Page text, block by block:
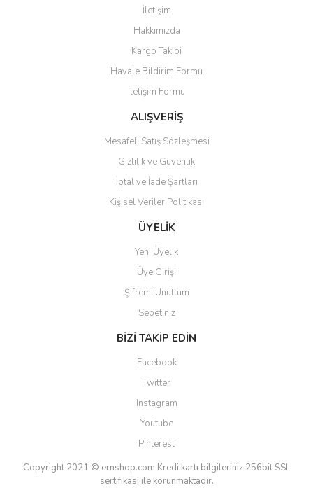
Ürün resmi kalitesiz, bozuk veya görüntülenemiyor.
Ürün açıklamasında eksik bilgiler bulunuyor.
Ürün bilgilerinde hatalar bulunuyor.
Ürün fiyatı diğer sitelerden daha pahalı.
Bu ürüne benzer farklı alternatifler olmalı.
Gönder
İletişim
Hakkımızda
Kargo Takibi
Havale Bildirim Formu
İletişim Formu
ALIŞVERİŞ
Mesafeli Satış Sözleşmesi
Gizlilik ve Güvenlik
İptal ve İade Şartları
Kişisel Veriler Politikası
ÜYELİK
Yeni Üyelik
Üye Girişi
Şifremi Unuttum
Sepetiniz
BİZİ TAKİP EDİN
Facebook
Twitter
Instagram
Youtube
Pinterest
Copyright 2021 © ernshop.com Kredi kartı bilgileriniz 256bit SSL
sertifikası ile korunmaktadır.